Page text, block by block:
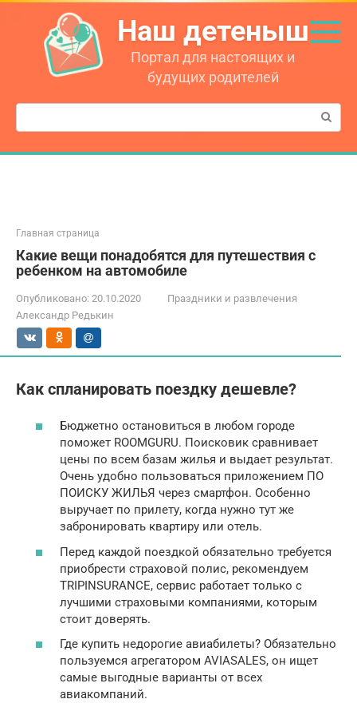
Перейти
контенту
Наш детеныш
Портал для настоящих и
будущих родителей
Поиск:
Главная страница
Какие вещи понадобятся для путешествия с
ребенком на автомобиле
Опубликовано: 20.10.2020
Праздники и развлечения
Александр Редькин
Как спланировать поездку дешевле?
Бюджетно остановиться в любом городе
поможет ROOMGURU. Поисковик сравнивает
цены по всем базам жилья и выдает результат.
Очень удобно пользоваться приложением ПО
ПОИСКУ ЖИЛЬЯ через смартфон. Особенно
выручает по прилету, когда нужно тут же
забронировать квартиру или отель.
Перед каждой поездкой обязательно требуется
приобрести страховой полис, рекомендуем
TRIPINSURANCE, сервис работает только с
лучшими страховыми компаниями, которым
стоит доверять.
Где купить недорогие авиабилеты? Обязательно
пользуемся агрегатором AVIASALES, он ищет
самые выгодные варианты от всех
авиакомпаний.